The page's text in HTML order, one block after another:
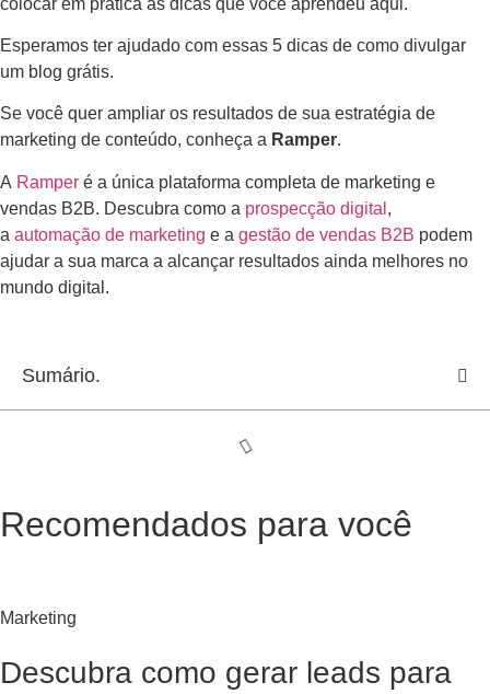
Esperamos ter ajudado com essas 5 dicas de como divulgar
um blog grátis.
Se você quer ampliar os resultados de sua estratégia de
marketing de conteúdo, conheça a Ramper.
A Ramper é a única plataforma completa de marketing e
vendas B2B. Descubra como a prospecção digital ,
a automação de marketing e a gestão de vendas B2B podem
ajudar a sua marca a alcançar resultados ainda melhores no
mundo digital.
Sumário.
Recomendados para você
Marketing
Descubra como gerar leads para